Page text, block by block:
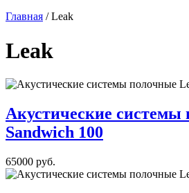
Главная /Leak
Leak
Акустические
Sandwich 100
65000 руб.